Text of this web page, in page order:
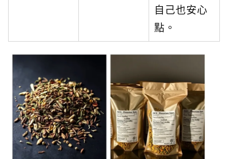
自己也安心
點。